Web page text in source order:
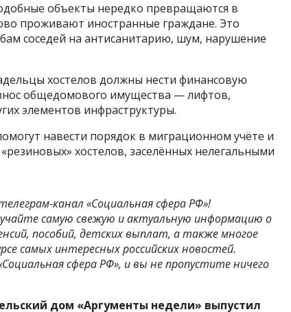
объекты нередко превращаются в
проживают иностранные граждане. Это
соседей на антисанитарию, шум, нарушение
хостелов должны нести финансовую
общедомового имущества — лифтов,
элементов инфраструктуры.
навести порядок в миграционном учёте и
хостелов, заселённых нелегальными
канал «Социальная сфера РФ»!
самую свежую и актуальную информацию о
пособий, детских выплат, а также многое
самых интересных российских новостей.
сфера РФ», и вы не пропустите ничего
дом «Аргументы недели» выпустил